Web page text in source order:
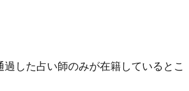
した占い師のみが在籍しているとこ